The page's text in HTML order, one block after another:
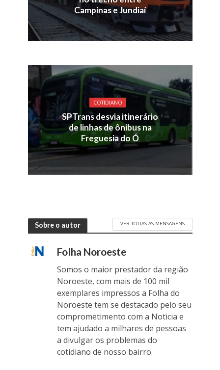
Campinas e Jundiaí
COTIDIANO
SPTrans desvia itinerário
de linhas de ônibus na
Freguesia do Ó
Sobre o autor VER TODAS AS MENSAGENS
Folha Noroeste
Somos o maior prestador da região
Noroeste, com mais de 100 mil
exemplares impressos a Folha do
Noroeste tem se destacado pelo seu
comprometimento com a Noticia e
tem ajudado a milhares de pessoas
a divulgar os problemas do
cotidiano de nosso bairro.